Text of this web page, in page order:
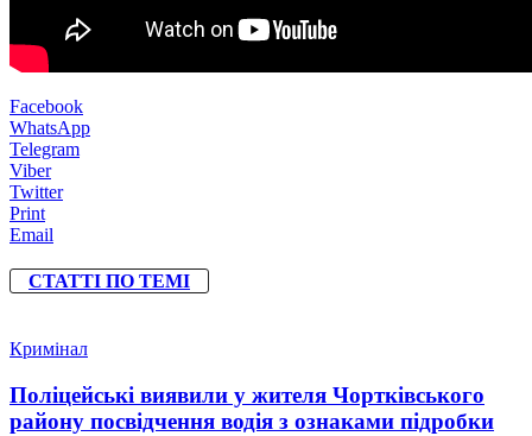
Facebook
WhatsApp
Telegram
Viber
Twitter
Print
Email
СТАТТІ ПО ТЕМІ
Кримінал
Поліцейські виявили у жителя Чортківського
району посвідчення водія з ознаками підробки